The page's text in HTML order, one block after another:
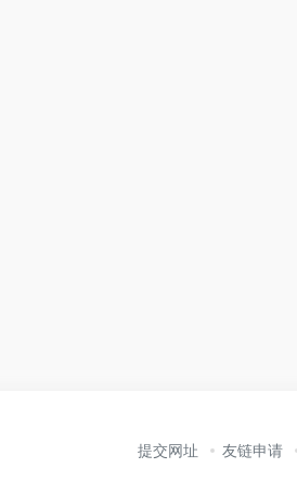
提交网址 友链申请